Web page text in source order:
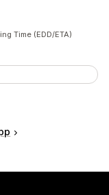
Time (EDD/ETA)